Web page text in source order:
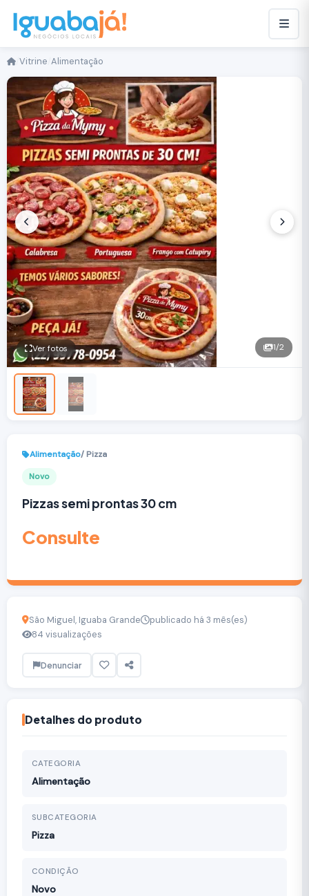
Vitrine Alimentação
Ver fotos 1/2
Alimentação/ Pizza
Novo
Pizzas semi prontas 30 cm
Consulte
São Miguel, Iguaba Grande
publicado há 3 mês(es)
84 visualizações
Denunciar
Detalhes do produto
CATEGORIA
Alimentação
SUBCATEGORIA
Pizza
CONDIÇÃO
Novo